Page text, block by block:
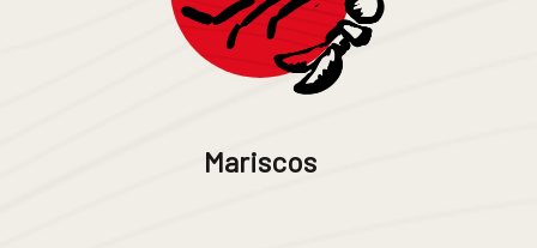
Mariscos